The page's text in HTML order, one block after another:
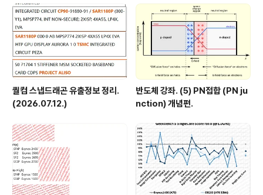
M 버퍼 32MB SATA3 그런데 왜 플래터 3장짜리나 2장
짜리나..
퀄컴 스냅드래곤 유출정보 정리.
(2026.07.12.)
반도체 강좌. (5) PN접합 (PN ju
nction) 개념편.